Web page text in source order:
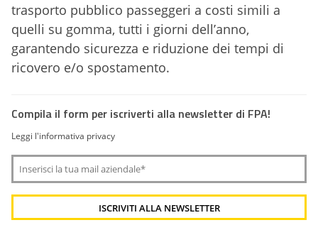
trasporto pubblico passeggeri a costi simili a
quelli su gomma, tutti i giorni dell’anno,
garantendo sicurezza e riduzione dei tempi di
ricovero e/o spostamento.
Compila il form per iscriverti alla newsletter di FPA!
Leggi l'informativa privacy